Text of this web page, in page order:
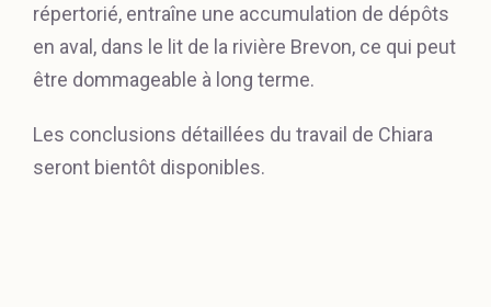
répertorié, entraîne une accumulation de dépôts
en aval, dans le lit de la rivière Brevon, ce qui peut
être dommageable à long terme.
Les conclusions détaillées du travail de Chiara
seront bientôt disponibles.